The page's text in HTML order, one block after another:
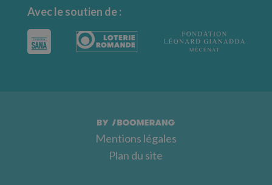
Avec le soutien de :
Mentions légales
Plan du site